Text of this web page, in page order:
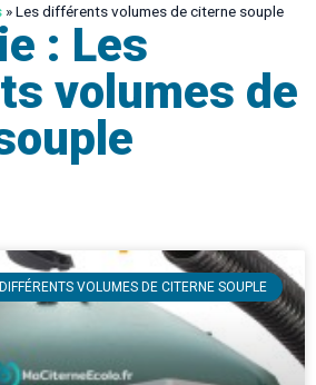
»Les différents volumes de citerne souple
: Les
volumes de
VOLUMES DE CITERNE SOUPLE